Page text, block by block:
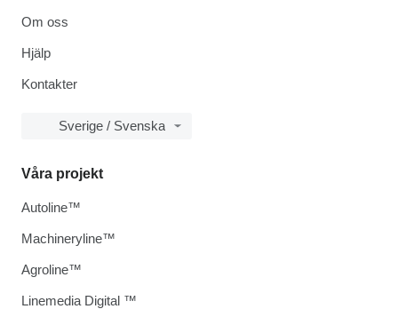
Om oss
Hjälp
Kontakter
Sverige / Svenska
Våra projekt
Autoline™
Machineryline™
Agroline™
Linemedia Digital ™